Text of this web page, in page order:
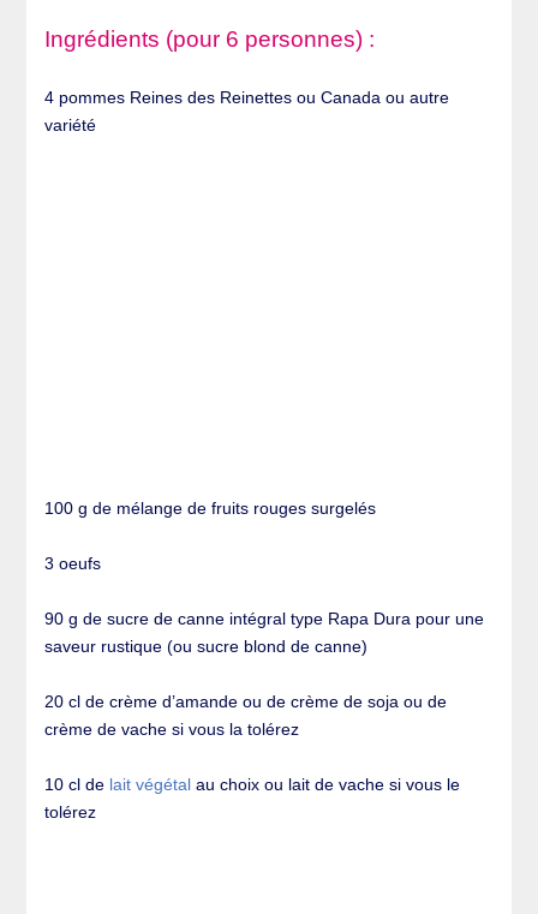
Ingrédients (pour 6 personnes) :
4 pommes Reines des Reinettes ou Canada ou autre
variété
100 g de mélange de fruits rouges surgelés
3 oeufs
90 g de sucre de canne intégral type Rapa Dura pour une
saveur rustique (ou sucre blond de canne)
20 cl de crème d’amande ou de crème de soja ou de
crème de vache si vous la tolérez
10 cl de lait végétal au choix ou lait de vache si vous le
tolérez